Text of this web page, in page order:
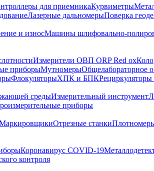
для приемникаКурвиметры
Лазерные дальномерыПоверка
и износМашины шлифовально-
Измерители ОВП ORP Red ox
приборыМутномерыОбщелабораторное
ФлокуляторыХПК и БПК
средыИзмерительный инструмент
приборы
Отрезные станки
Коронавирус COVID-19
контроля